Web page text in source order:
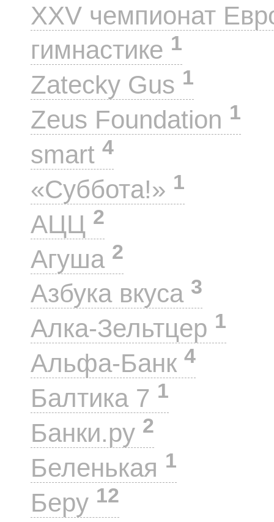
XXV чемпионат
гимнастике 1
Zatecky Gus 1
Zeus Foundation 1
smart 4
«Суббота!» 1
АЦЦ 2
Агуша 2
Азбука вкуса 3
Алка-Зельтцер 1
Альфа-Банк 4
Балтика 7 1
Банки.ру 2
Беленькая 1
Беру 12